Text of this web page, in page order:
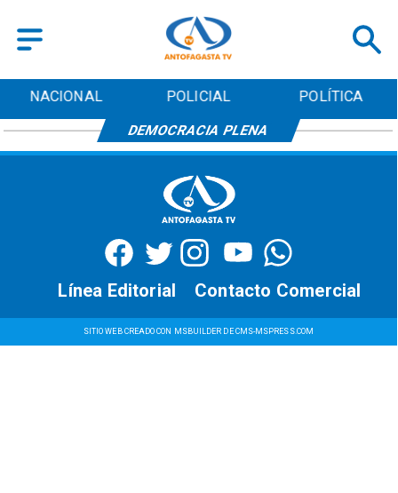
NACIONAL POLICIAL POLÍTICA
DEMOCRACIA PLENA
SITIO WEB CREADO CON MSBUILDER DE CMS-MSPRESS.COM
Contacto Comercial
Línea Editorial